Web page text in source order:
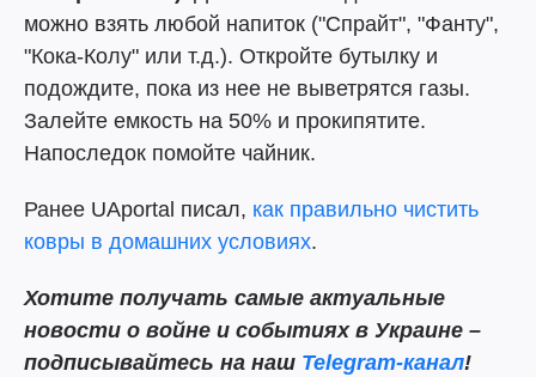
можно взять любой напиток ("Спрайт", "Фанту",
"Кока-Колу" или т.д.). Откройте бутылку и
подождите, пока из нее не выветрятся газы.
Залейте емкость на 50% и прокипятите.
Напоследок помойте чайник.
Ранее UAportal писал, как правильно чистить
ковры в домашних условиях.
Хотите получать самые актуальные
новости о войне и событиях в Украине –
подписывайтесь на наш Telegram-канал!